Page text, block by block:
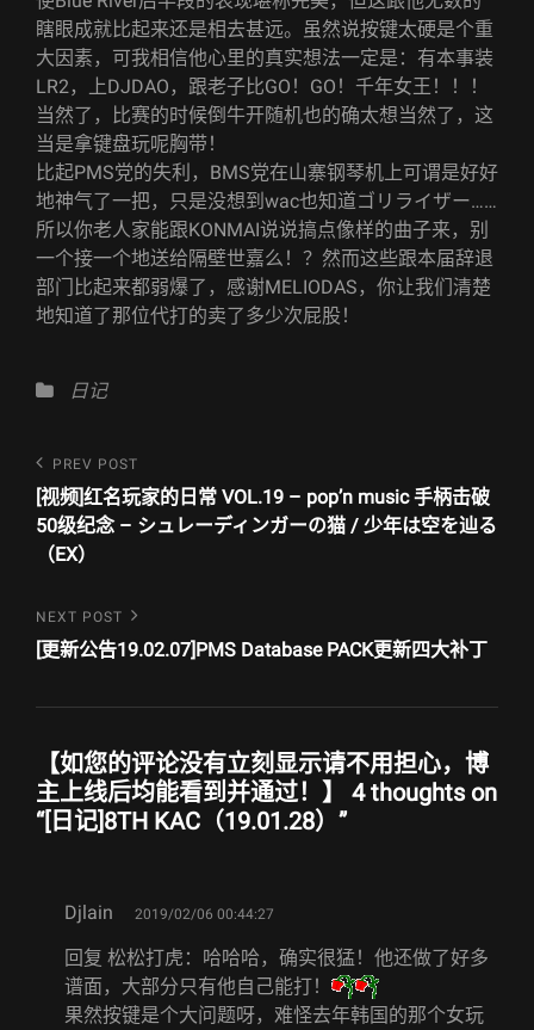
瞎眼成就比起来还是相去甚远。虽然说按键太硬是个重
大因素，可我相信他心里的真实想法一定是：有本事装
LR2，上DJDAO，跟老子比GO！GO！千年女王！！！
当然了，比赛的时候倒牛开随机也的确太想当然了，这
当是拿键盘玩呢胸带！
比起PMS党的失利，BMS党在山寨钢琴机上可谓是好好
地神气了一把，只是没想到wac也知道ゴリライザー……
所以你老人家能跟KONMAI说说搞点像样的曲子来，别
一个接一个地送给隔壁世嘉么！？然而这些跟本届辞退
部门比起来都弱爆了，感谢MELIODAS，你让我们清楚
地知道了那位代打的卖了多少次屁股！
Categories
日记
文
章
导
航
Previous
Post
PREV POST
[视频]红名玩家的日常 VOL.19 – pop’n music 手柄击破
50级纪念 – シュレーディンガーの猫 / 少年は空を辿る
（EX）
Next
Post
NEXT POST
[更新公告19.02.07]PMS Database PACK更新四大补丁
【如您的评论没有立刻显示请不用担心，博
主上线后均能看到并通过！】 4 thoughts on
“[日记]8TH KAC（19.01.28） ”
Djlain says:
2019/02/06 00:44:27
回复 松松打虎：哈哈哈，确实很猛！他还做了好多
谱面，大部分只有他自己能打！
果然按键是个大问题呀，难怪去年韩国的那个女玩